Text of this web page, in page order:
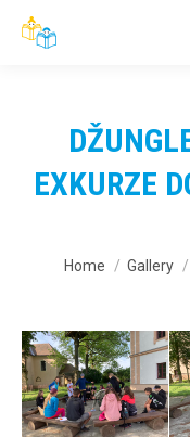
EXKURZE
You are here:
Home Gallery